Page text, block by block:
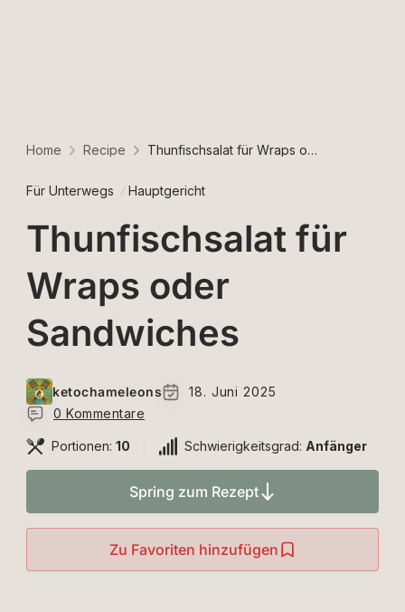
Home Recipe Thunfischsalat für Wraps oder Sandwiches
Für Unterwegs Hauptgericht
Thunfischsalat für
Wraps oder
Sandwiches
ketochameleons
18. Juni 2025
0 Kommentare
Portionen: 10 Schwierigkeitsgrad: Anfänger
Spring zum Rezept
Zu Favoriten hinzufügen